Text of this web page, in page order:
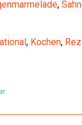
,
, Kochen,